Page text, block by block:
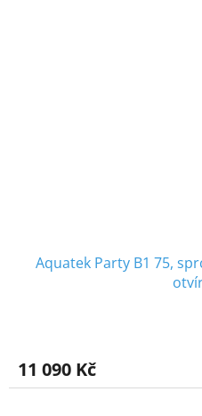
Aquatek Party B1 75,
11 090 Kč